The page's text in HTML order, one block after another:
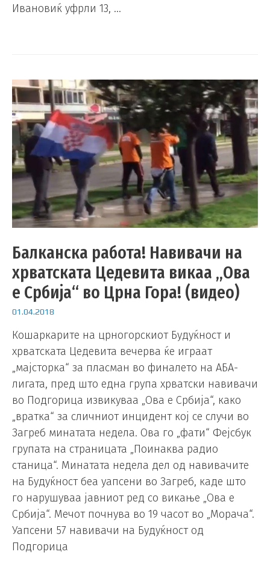
Ивановиќ уфрли 13, …
Балканска работа! Навивачи на
хрватската Цедевита викаа „Ова
е Србија“ во Црна Гора! (видео)
01.04.2018
Кошаркарите на црногорскиот Будуќност и
хрватската Цедевита вечерва ќе играат
„мајсторка“ за пласман во финалето на АБА-
лигата, пред што една група хрватски навивачи
во Подгорица извикуваа „Ова е Србија“, како
„вратка“ за сличниот инцидент кој се случи во
Загреб минатата недела. Ова го „фати“ Фејсбук
групата на страницата „Поинаква радио
станица“. Минатата недела дел од навивачите
на Будуќност беа уапсени во Загреб, каде што
го нарушуваа јавниот ред со викање „Ова е
Србија“. Мечот почнува во 19 часот во „Морача“.
Уапсени 57 навивачи на Будуќност од
Подгорица